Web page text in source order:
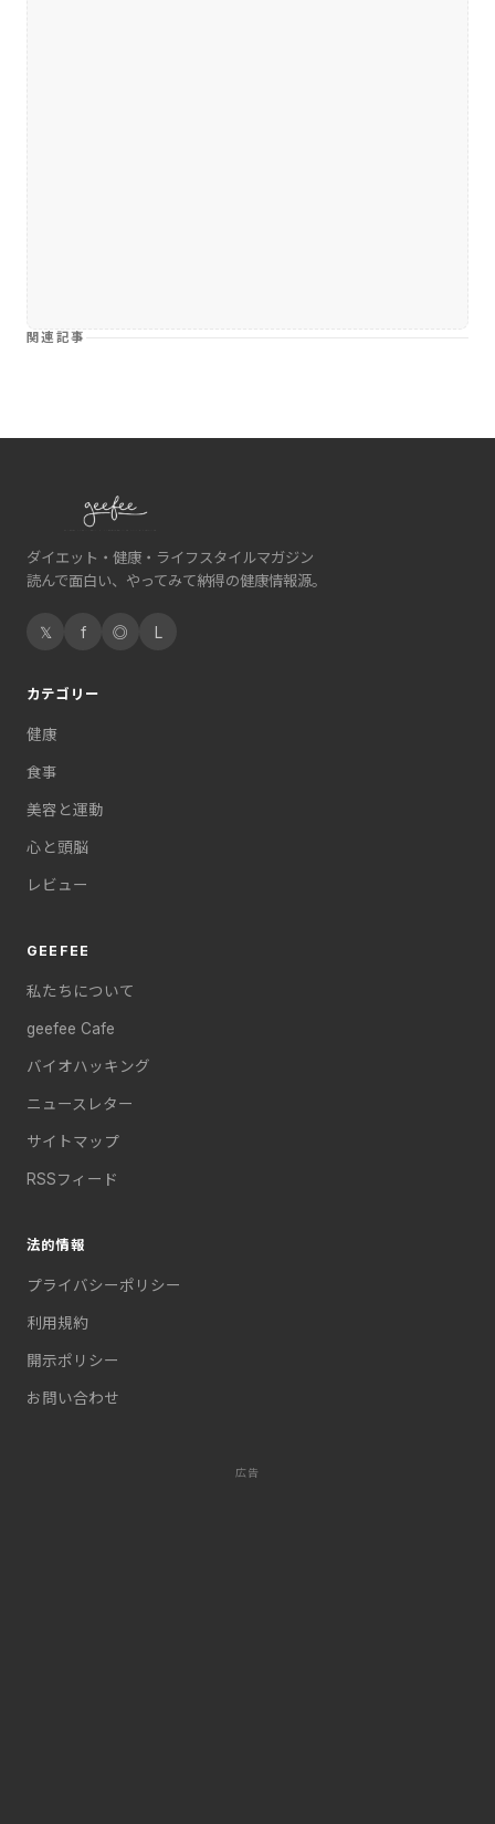
関連記事
ダイエット・健康・ライフスタイルマガジン
読んで面白い、やってみて納得の健康情報源。
𝕏 f ◎ L
カテゴリー
健康
食事
美容と運動
心と頭脳
レビュー
GEEFEE
私たちについて
geefee Cafe
バイオハッキング
ニュースレター
サイトマップ
RSSフィード
法的情報
プライバシーポリシー
利用規約
開示ポリシー
お問い合わせ
広告